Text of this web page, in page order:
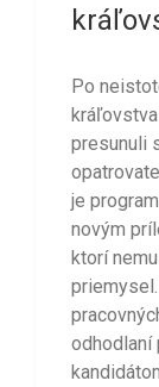
Po
presunuli
je
novým
ktorí
odhodlaní